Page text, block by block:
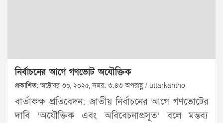
নির্বাচনের আগে গণভোট অযৌক্তিক
প্রকাশিত:অক্টোবর ৩০, ২০২৫, সময়: ৩:৪৩ অপরাহ্ণ / uttarkantho
বার্তাকক্ষ প্রতিবেদন: জাতীয় নির্বাচনের আগে গণভোটের
দাবি ‘অযৌক্তিক এবং অবিবেচনাপ্রসূত’ বলে মন্তব্য